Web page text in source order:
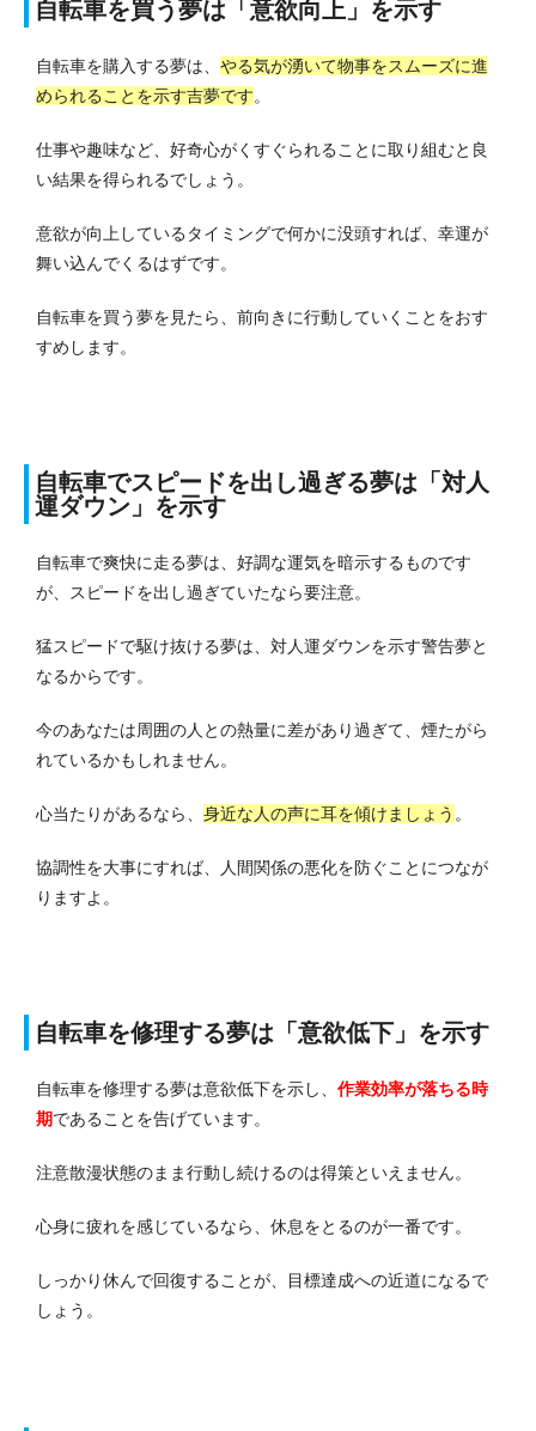
自転車を買う夢は「意欲向上」を示す
自転車を購入する夢は、 やる気が湧いて物事をスムーズに進
められることを示す吉夢です。
仕事や趣味など、好奇心がくすぐられることに取り組むと良
い結果を得られるでしょう。
意欲が向上しているタイミングで何かに没頭すれば、幸運が
舞い込んでくるはずです。
自転車を買う夢を見たら、前向きに行動していくことをおす
すめします。
自転車でスピードを出し過ぎる夢は「対人
運ダウン」を示す
自転車で爽快に走る夢は、好調な運気を暗示するものです
が、スピードを出し過ぎていたなら要注意。
猛スピードで駆け抜ける夢は、対人運ダウンを示す警告夢と
なるからです。
今のあなたは周囲の人との熱量に差があり過ぎて、煙たがら
れているかもしれません。
心当たりがあるなら、 身近な人の声に耳を傾けましょう 。
協調性を大事にすれば、人間関係の悪化を防ぐことにつなが
りますよ。
自転車を修理する夢は「意欲低下」を示す
自転車を修理する夢は意欲低下を示し、 作業効率が落ちる時
期であることを告げています。
注意散漫状態のまま行動し続けるのは得策といえません。
心身に疲れを感じているなら、休息をとるのが一番です。
しっかり休んで回復することが、目標達成への近道になるで
しょう。